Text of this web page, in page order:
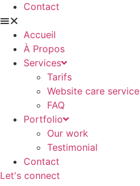
Contact
Accueil
À Propos
Services
Tarifs
Website care service
FAQ
Portfolio
Our work
Testimonial
Contact
Let's connect